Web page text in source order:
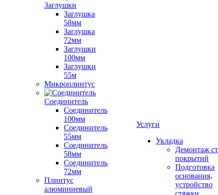
Заглушки
Заглушка
58мм
Заглушка
72мм
Заглушки
100мм
Заглушки
55м
Микроплинтус
Соединитель
Соединитель
100мм
Соединитель
55мм
Соединитель
58мм
Соединитель
72мм
Плинтус
алюминиевый
Услуги
Укладка
Демонтаж
покрытий
Подготовка
основания,
устройство
стяжки